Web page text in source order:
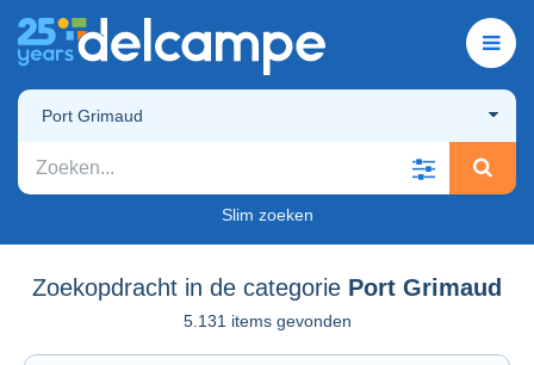
Port Grimaud
Slim zoeken
Zoekopdracht in de categorie Port Grimaud
5.131 items gevonden